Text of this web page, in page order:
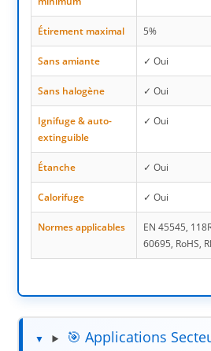
Étirement maximal 5%
Sans amiante ✓ Oui
Sans halogène ✓ Oui
Ignifuge & auto-
extinguible
✓ Oui
Étanche ✓ Oui
Calorifuge ✓ Oui
Normes applicables
EN 45545,
60695, RoHS,
🎯 Applications